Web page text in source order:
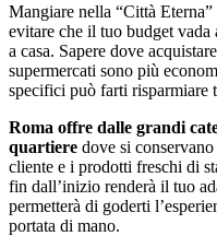
Mangiare nella “Città Eterna”
evitare che il tuo budget
a casa. Sapere dove
supermercati sono più
specifici può farti risparmiare
Roma offre dalle grandi
quartiere dove si
cliente e i prodotti freschi di
fin dall’inizio renderà il tuo
permetterà di goderti
portata di mano.